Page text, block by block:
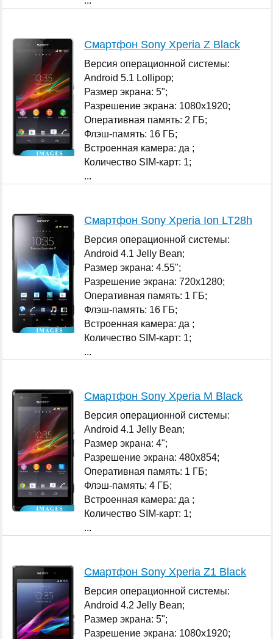
Смартфон Sony Xperia Z Black
Версия операционной системы:
Android 5.1 Lollipop;
Размер экрана: 5";
Разрешение экрана: 1080x1920;
Оперативная память: 2 ГБ;
Флэш-память: 16 ГБ;
Встроенная камера: да ;
Количество SIM-карт: 1;
...
Смартфон Sony Xperia Ion LT28h
Версия операционной системы:
Android 4.1 Jelly Bean;
Размер экрана: 4.55";
Разрешение экрана: 720x1280;
Оперативная память: 1 ГБ;
Флэш-память: 16 ГБ;
Встроенная камера: да ;
Количество SIM-карт: 1;
...
Смартфон Sony Xperia M Black
Версия операционной системы:
Android 4.1 Jelly Bean;
Размер экрана: 4";
Разрешение экрана: 480x854;
Оперативная память: 1 ГБ;
Флэш-память: 4 ГБ;
Встроенная камера: да ;
Количество SIM-карт: 1;
...
Смартфон Sony Xperia Z1 Black
Версия операционной системы:
Android 4.2 Jelly Bean;
Размер экрана: 5";
Разрешение экрана: 1080x1920;